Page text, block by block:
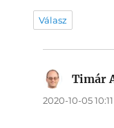
Válasz
Timár
2020-10-05 10:11